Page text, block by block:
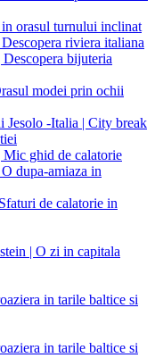
orasul turnului inclinat
riviera italiana
bijuteria
modei prin ochii
Jesolo -Italia | City break
Mic ghid de calatorie
dupa-amiaza in
de calatorie in
| O zi in capitala
in tarile baltice si
in tarile baltice si